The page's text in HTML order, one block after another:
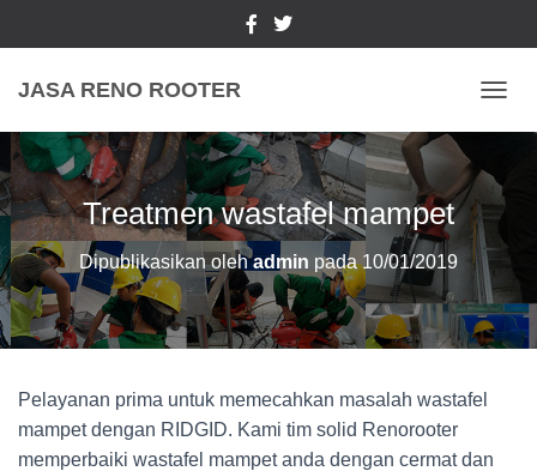
JASA RENO ROOTER
Treatmen wastafel mampet
Dipublikasikan olehadmin pada10/01/2019
Pelayanan prima untuk memecahkan masalah wastafel
mampet dengan RIDGID. Kami tim solid Renorooter
memperbaiki wastafel mampet anda dengan cermat dan